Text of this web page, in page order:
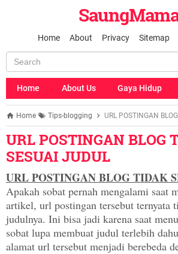
Home About Privacy Sitemap
Home About Us Gaya Hidup
Home Tips-blogging URL POSTINGAN
URL POSTINGAN BLOG
SESUAI JUDUL
URL POSTINGAN BLOG TIDAK
Apakah sobat pernah mengalami saat
artikel, url postingan tersebut ternyata
judulnya. Ini bisa jadi karena saat
sobat lupa membuat judul terlebih
alamat url tersebut menjadi berebeda